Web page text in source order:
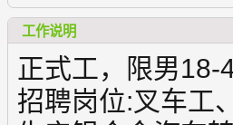
工作说明
正式工，限男18-
招聘岗位:叉车工